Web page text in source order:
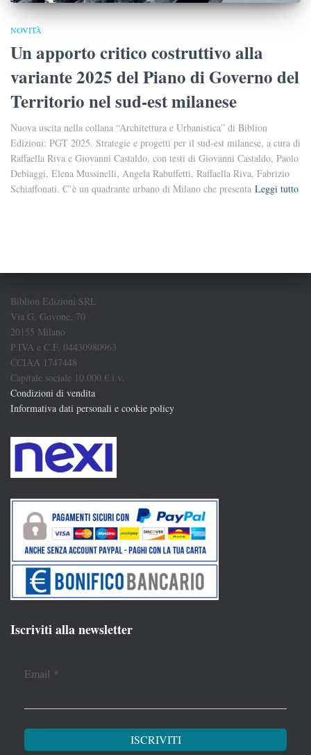
NOVITÀ
Un apporto critico costruttivo alla
variante 2025 del Piano di Governo del
Territorio nel sud-est milanese
Nuova uscita nella collana “Architettura e Urbanistica” di Biblion
Edizioni: PGT 2025. Strategie e progetti per il sud-est milanese, a cura di
Raffaella Riva e Giovanni Castaldo, con testi di Giovanni Castaldo, Paolo
Debiaggi, Elena Mussinelli, Angela Rabuffetti, Raffaella Riva, Fabrizio
Schiaffonati. C’è un quadrante urbano di Milano che presenta Leggi tutto
Biblion Edizioni SRL
Via G. Govone, 70
20155 Milano
P.IVA e C.F. 04430980963
CCIAA 1747448
Capitale sociale 10.000 € i.v.
Condizioni di vendita
Informativa dati personali e cookie policy
Iscriviti alla newsletter
Email *